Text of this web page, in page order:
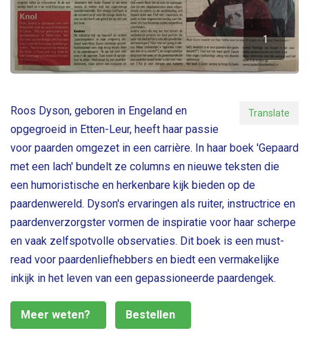
1
2
D
e
c
e
e
r
2
1
0
1
Translate
Roos Dyson, geboren in Engeland en
opgegroeid in Etten-Leur, heeft haar passie
voor paarden omgezet in een carrière. In haar boek 'Gepaard
met een lach' bundelt ze columns en nieuwe teksten die
een humoristische en herkenbare kijk bieden op de
paardenwereld. Dyson's ervaringen als ruiter, instructrice en
paardenverzorgster vormen de inspiratie voor haar scherpe
en vaak zelfspotvolle observaties. Dit boek is een must-
read voor paardenliefhebbers en biedt een vermakelijke
inkijk in het leven van een gepassioneerde paardengek.
Meer weten? Bestellen